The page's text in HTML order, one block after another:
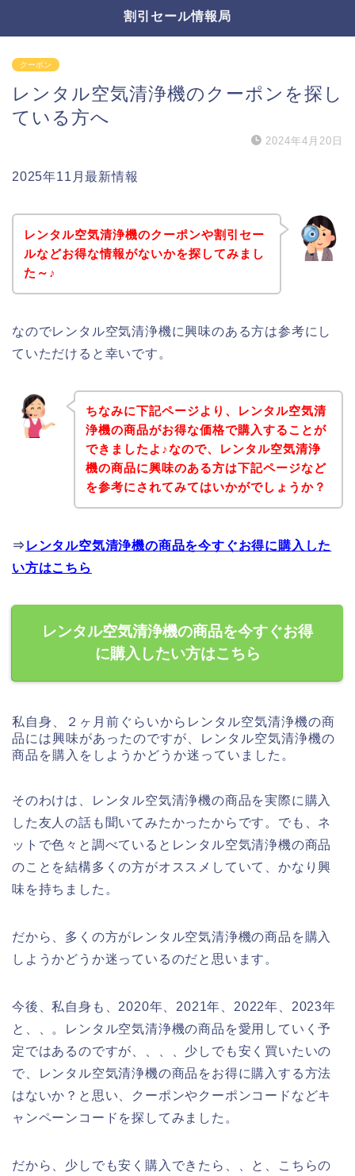
割引セール情報局
クーポン
レンタル空気清浄機のクーポンを探し
ている方へ
2024年4月20日
2025年11月最新情報
レンタル空気清浄機のクーポンや割引セー
ルなどお得な情報がないかを探してみまし
た～♪
なのでレンタル空気清浄機に興味のある方は参考にし
ていただけると幸いです。
ちなみに下記ページより、レンタル空気清
浄機の商品がお得な価格で購入することが
できましたよ♪なので、レンタル空気清浄
機の商品に興味のある方は下記ページなど
を参考にされてみてはいかがでしょうか？
⇒ レンタル空気清浄機の商品を今すぐお得に購入した
い方はこちら
レンタル空気清浄機の商品を今すぐお得
に購入したい方はこちら
私自身、２ヶ月前ぐらいからレンタル空気清浄機の商
品には興味があったのですが、レンタル空気清浄機の
商品を購入をしようかどうか迷っていました。
そのわけは、レンタル空気清浄機の商品を実際に購入
した友人の話も聞いてみたかったからです。でも、ネ
ットで色々と調べているとレンタル空気清浄機の商品
のことを結構多くの方がオススメしていて、かなり興
味を持ちました。
だから、多くの方がレンタル空気清浄機の商品を購入
しようかどうか迷っているのだと思います。
今後、私自身も、2020年、2021年、2022年、2023年
と、、。レンタル空気清浄機の商品を愛用していく予
定ではあるのですが、、、、少しでも安く買いたいの
で、レンタル空気清浄機の商品をお得に購入する方法
はないか？と思い、クーポンやクーポンコードなどキ
ャンペーンコードを探してみました。
だから、少しでも安く購入できたら、、と、こちらの